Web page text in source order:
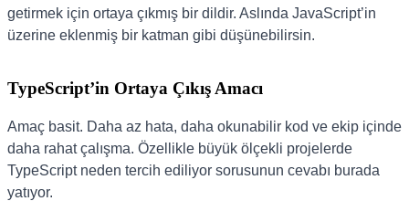
getirmek için ortaya çıkmış bir dildir. Aslında JavaScript’in
üzerine eklenmiş bir katman gibi düşünebilirsin.
TypeScript’in Ortaya Çıkış Amacı
Amaç basit. Daha az hata, daha okunabilir kod ve ekip içinde
daha rahat çalışma. Özellikle büyük ölçekli projelerde
TypeScript neden tercih ediliyor sorusunun cevabı burada
yatıyor.